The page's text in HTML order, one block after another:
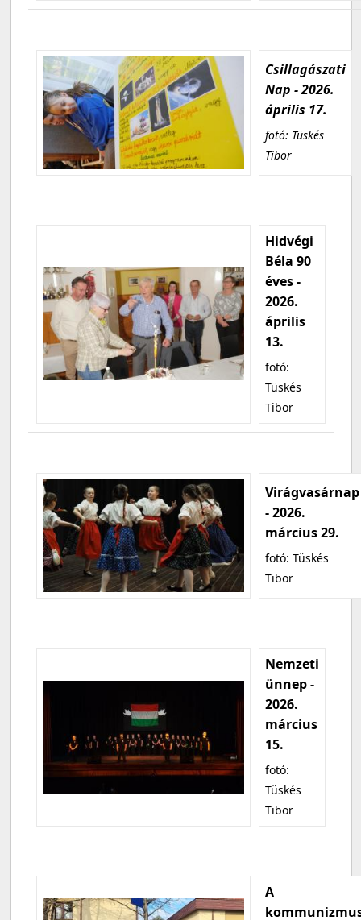
Csillagászati
Nap - 2026.
április 17.
fotó: Tüskés
Tibor
Hidvégi
Béla 90
éves -
2026.
április
13.
fotó:
Tüskés
Tibor
Virágvasárnap
- 2026.
március 29.
fotó: Tüskés
Tibor
Nemzeti
ünnep -
2026.
március
15.
fotó:
Tüskés
Tibor
A